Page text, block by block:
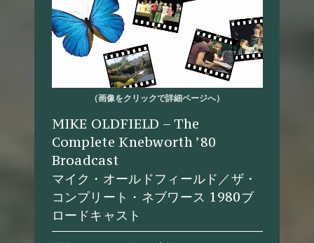
（画像をクリックで詳細ページへ）
MIKE OLDFIELD – The
Complete Knebworth ’80
Broadcast
マイク・オールドフィールド／ザ・
コンプリート・ネブワース 1980ブ
ロードキャスト